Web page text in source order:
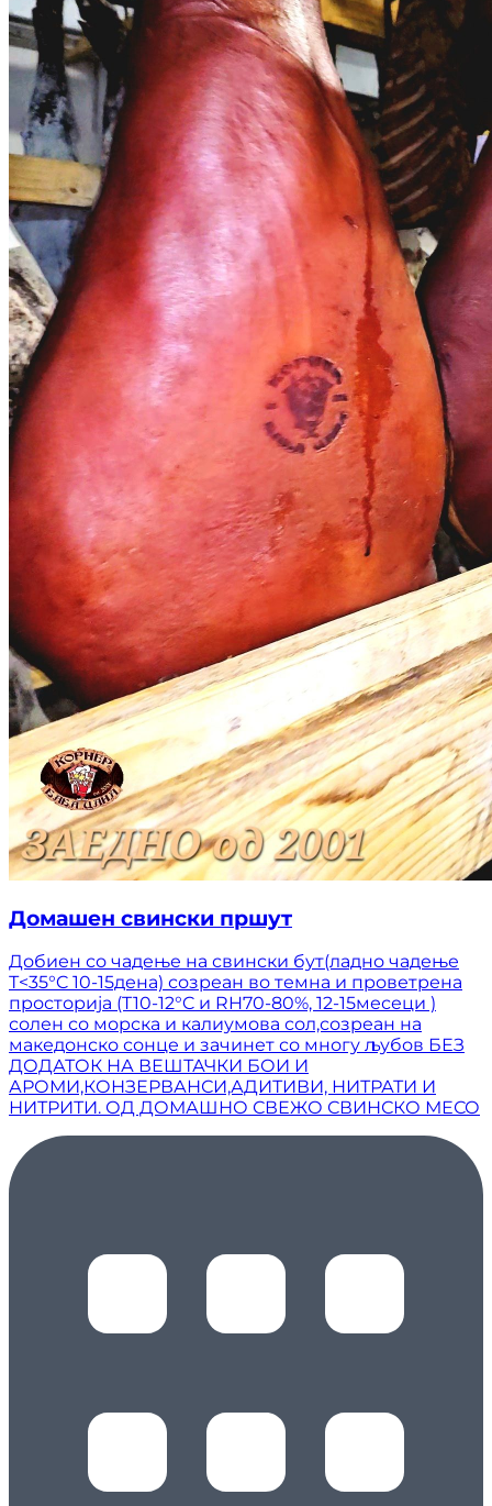
Домашен свински пршут
Добиен со чадење на свински бут(ладно чадење
Т<35°C 10-15дена) созреан во темна и проветрена
просторија (T10-12°C и RH70-80%, 12-15месеци )
солен со морска и калиумова сол,созреан на
македонско сонце и зачинет со многу љубов БЕЗ
ДОДАТОК НА ВЕШТАЧКИ БОИ И
АРОМИ,КОНЗЕРВАНСИ,АДИТИВИ, НИТРАТИ И
НИТРИТИ. ОД ДОМАШНО СВЕЖО СВИНСКО МЕСО